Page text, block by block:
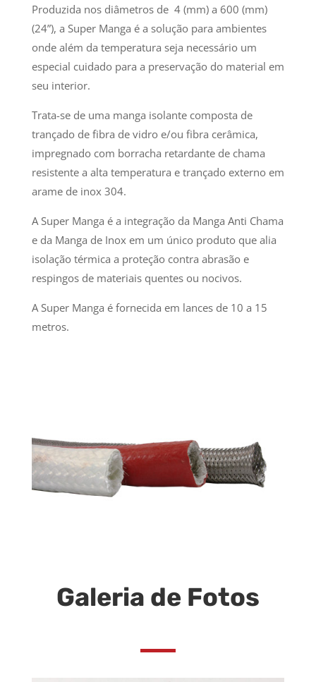
Produzida nos diâmetros de 4 (mm) a 600 (mm)
(24”), a Super Manga é a solução para ambientes
onde além da temperatura seja necessário um
especial cuidado para a preservação do material em
seu interior.
Trata-se de uma manga isolante composta de
trançado de fibra de vidro e/ou fibra cerâmica,
impregnado com borracha retardante de chama
resistente a alta temperatura e trançado externo em
arame de inox 304.
A Super Manga é a integração da Manga Anti Chama
e da Manga de Inox em um único produto que alia
isolação térmica a proteção contra abrasão e
respingos de materiais quentes ou nocivos.
A Super Manga é fornecida em lances de 10 a 15
metros.
Galeria de Fotos